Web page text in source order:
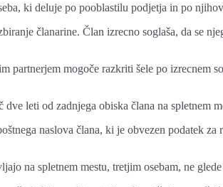
ki deluje po pooblastilu podjetja in po
članarine. Član izrecno soglaša, da se
partnerjem mogoče razkriti šele po izrecnem
leti od zadnjega obiska člana na spletnem
naslova člana, ki je obvezen podatek
na spletnem mestu, tretjim osebam, ne glede